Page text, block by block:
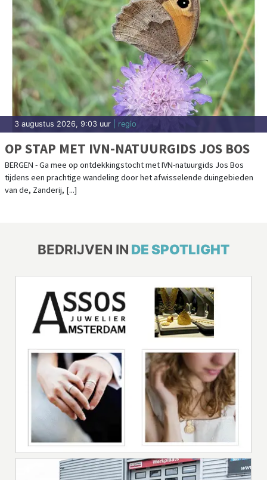
3 augustus 2026, 9:03 uur | regio
OP STAP MET IVN-NATUURGIDS JOS BOS
BERGEN - Ga mee op ontdekkingstocht met IVN-natuurgids Jos Bos
tijdens een prachtige wandeling door het afwisselende duingebieden
van de, Zanderij, [...]
BEDRIJVEN IN DE SPOTLIGHT